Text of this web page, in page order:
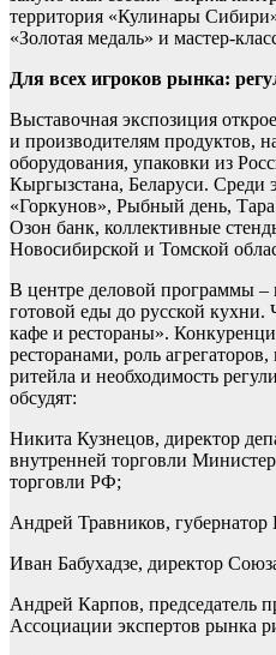
территория «Кулинары
«Золотая медаль» и мастер-
Для всех игроков рынка:
Выставочная экспозиция
и производителям продуктов,
оборудования, упаковки из
Кыргызстана, Беларуси.
«Горкунов», Рыбный день,
Озон банк, коллективные
Новосибирской и Томской
В центре деловой программы –
готовой еды до русской кухни.
кафе и рестораны».
ресторанами, роль
ритейла и необходимость
обсудят:
Никита Кузнецов, директор
внутренней торговли
торговли РФ;
Андрей Травников, губернатор
Иван Бабухадзе, директор
Андрей Карпов, председатель
Ассоциации экспертов рынка